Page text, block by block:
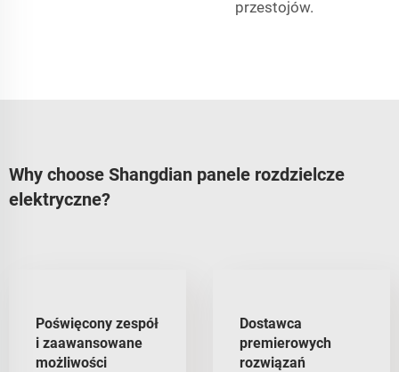
przestojów.
Why choose Shangdian panele rozdzielcze
elektryczne?
Poświęcony zespół
i zaawansowane
możliwości
Dostawca
premierowych
rozwiązań